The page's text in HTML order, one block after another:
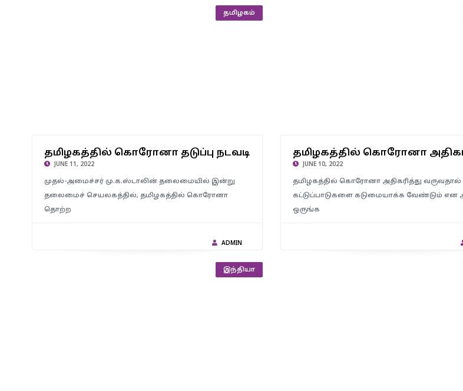
தமிழகத்தில் கொரோனா தடுப்பு நடவடிக்கைகளை துரிதப்படுத்த
அதிகாரிகளுக்கு முதலமைச்சர் மு.க.ஸ்டாலின் அறிவுறுத்தல்..!
தமிழகம்
தமிழகத்தில் கொரோனா தடுப்பு நடவடிக்கைகளை து
JUNE 11, 2022
முதல்-அமைச்சர் மு.க.ஸ்டாலின் தலைமையில் இன்று
தலைமைச் செயலகத்தில், தமிழகத்தில் கொரோனா
தொற்ற
ADMIN
கட்டுப்பாடுகளை கடுமையாக்க வேண்டும் –
வலியுறுத்தல்..!
தமிழகத்தில் கொரோனா
JUNE 10, 2022
தமிழகத்தில் கொரோனா அதிகரித்து வருவதால்
கட்டுப்பாடுகளை கடுமையாக்க வேண்டும் என
ஒருங்க
இந்தியா